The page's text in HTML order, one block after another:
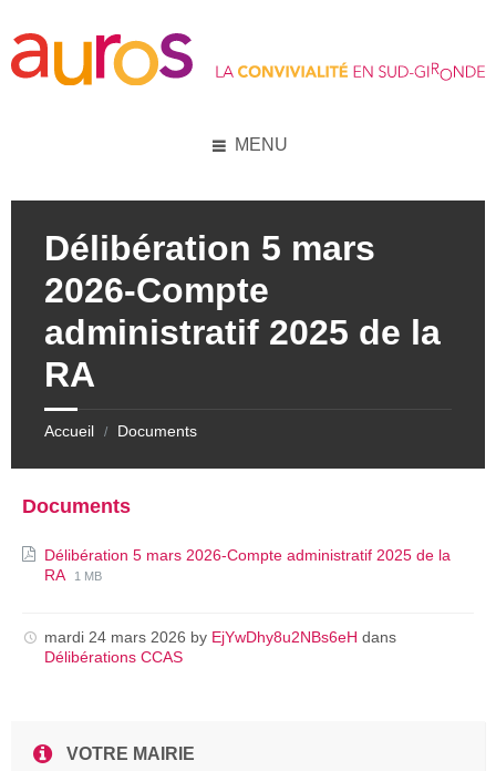
content
left
sidebar
footer
MENU
Délibération 5 mars
2026-Compte
administratif 2025 de la
RA
Accueil / Documents
Documents
Délibération 5 mars 2026-Compte administratif 2025 de la
RA File
File
1 MB
mardi 24 mars 2026 by EjYwDhy8u2NBs6eH dans
Délibérations CCAS
VOTRE MAIRIE